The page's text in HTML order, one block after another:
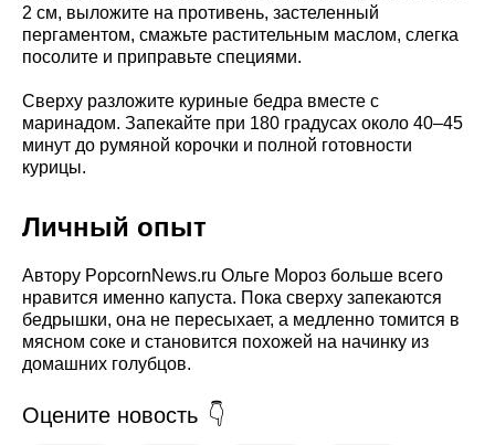
2 см, выложите на противень, застеленный
пергаментом, смажьте растительным маслом, слегка
посолите и приправьте специями.
Сверху разложите куриные бедра вместе с
маринадом. Запекайте при 180 градусах около 40–45
минут до румяной корочки и полной готовности
курицы.
Личный опыт
Автору PopcornNews.ru Ольге Мороз больше всего
нравится именно капуста. Пока сверху запекаются
бедрышки, она не пересыхает, а медленно томится в
мясном соке и становится похожей на начинку из
домашних голубцов.
Оцените новость